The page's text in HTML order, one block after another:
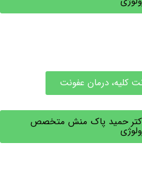
عفونت
پاک منش متخصص